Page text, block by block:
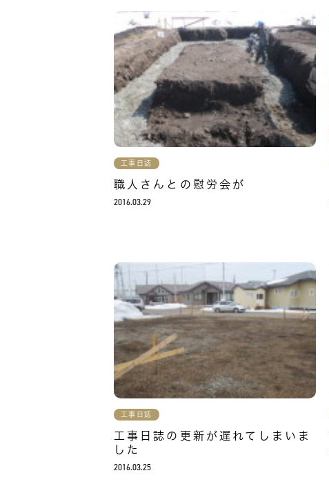
工事日誌
職人さんとの慰労会が
2016.03.29
工事日誌
工事日誌の更新が遅れてしまいま
した
2016.03.25